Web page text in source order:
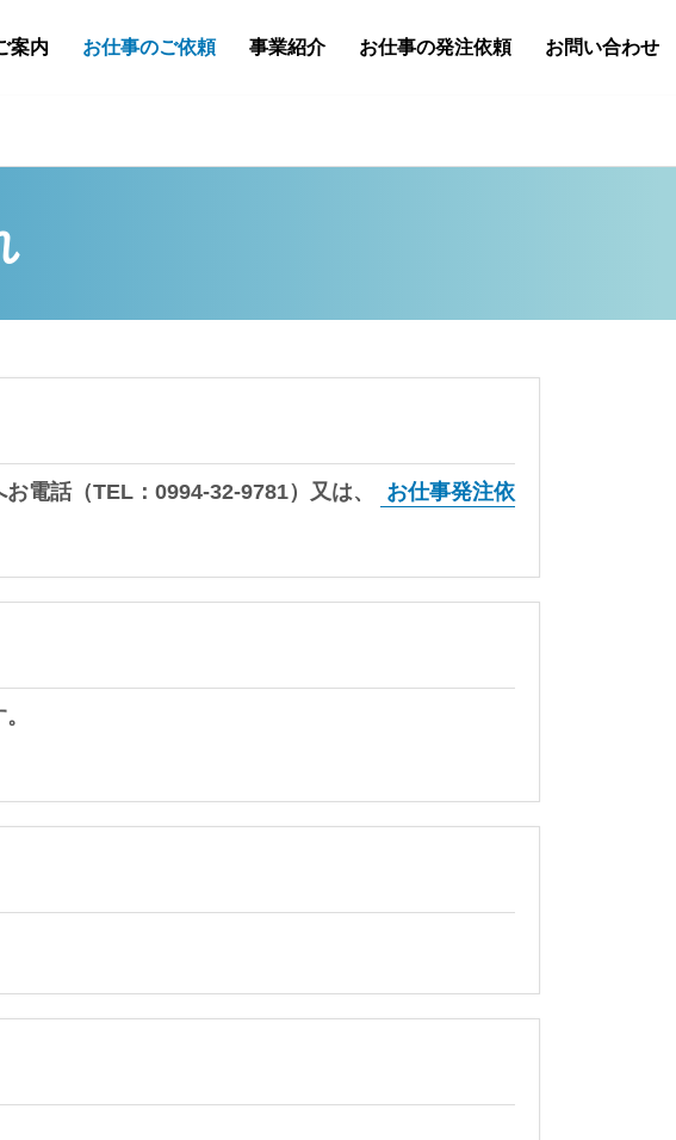
案内 お仕事のご依頼 事業紹介 お仕事の発注依頼 お問い合わせ
電話（TEL： 0994-32-9781）又は、
お仕事発注依